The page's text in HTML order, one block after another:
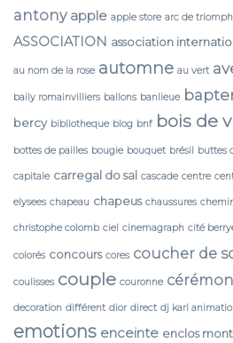
antony apple apple store arc de
ASSOCIATION association
au nom de la rose automne au vert
baily romainvilliers ballons banlieue
bercy bibliotheque blog bnf bois de
bottes de pailles bougie bouquet brésil buttes
capitale carregal do sal cascade centre
elysees chapeau chapeus chaussures
christophe colomb ciel cinemagraph cité
colorés concours cores coucher de
coulisses couple couronne
decoration différent dior direct dj karl
emotions enceinte enclos